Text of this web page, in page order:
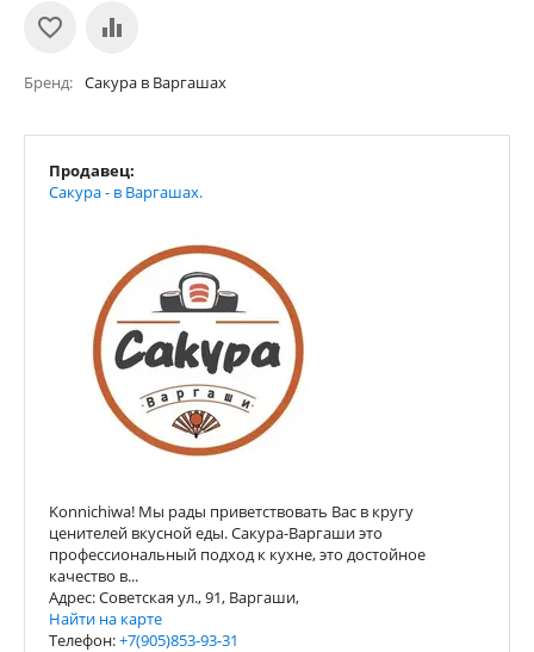
Бренд Сакура в Варгашах
Продавец:
Сакура - в Варгашах.
Konnichiwa! Мы рады приветствовать Вас в кругу
ценителей вкусной еды. Сакура-Варгаши это
профессиональный подход к кухне, это достойное
качество в...
Адрес: Советская ул., 91, Варгаши,
Найти на карте
Телефон:+7(905)853-93-31